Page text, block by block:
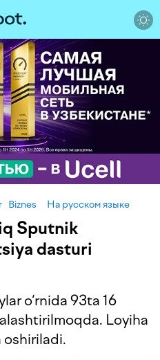
Biznes На русском языке
Sputnik
dasturi
o‘rnida 93ta 16
Loyiha
oshiriladi.